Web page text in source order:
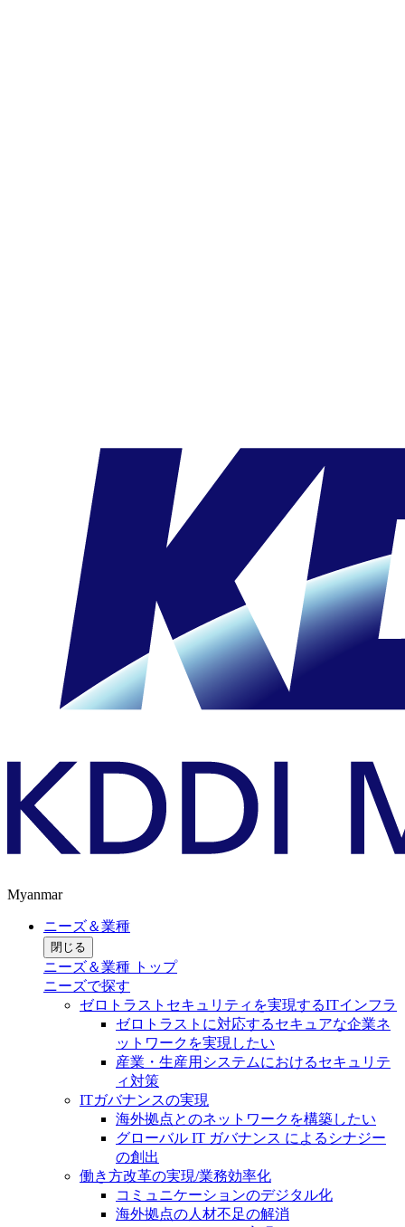
Myanmar
ニーズ＆業種
閉じる
ニーズ＆業種 トップ
ニーズで探す
ゼロトラストセキュリティを実現するITインフラ
ゼロトラストに対応するセキュアな企業ネ
ットワークを実現したい
産業・生産用システムにおけるセキュリテ
ィ対策
ITガバナンスの実現
海外拠点とのネットワークを構築したい
グローバル IT ガバナンス によるシナジー
の創出
働き方改革の実現/業務効率化
コミュニケーションのデジタル化
海外拠点の人材不足の解消